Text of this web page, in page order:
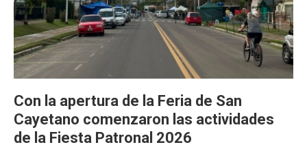
Con la apertura de la Feria de San
Cayetano comenzaron las actividades
de la Fiesta Patronal 2026